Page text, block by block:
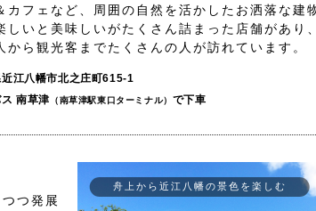
カフェなど、周囲の自然を活かしたお洒落な建
しいと美味しいがたくさん詰まった店舗があり
から観光客までたくさんの人が訪れています。
江八幡市北之庄町615-1
南草津 （南草津駅東口ターミナル） で下車
つ発展
舟上から近江八幡の景色を楽しむ